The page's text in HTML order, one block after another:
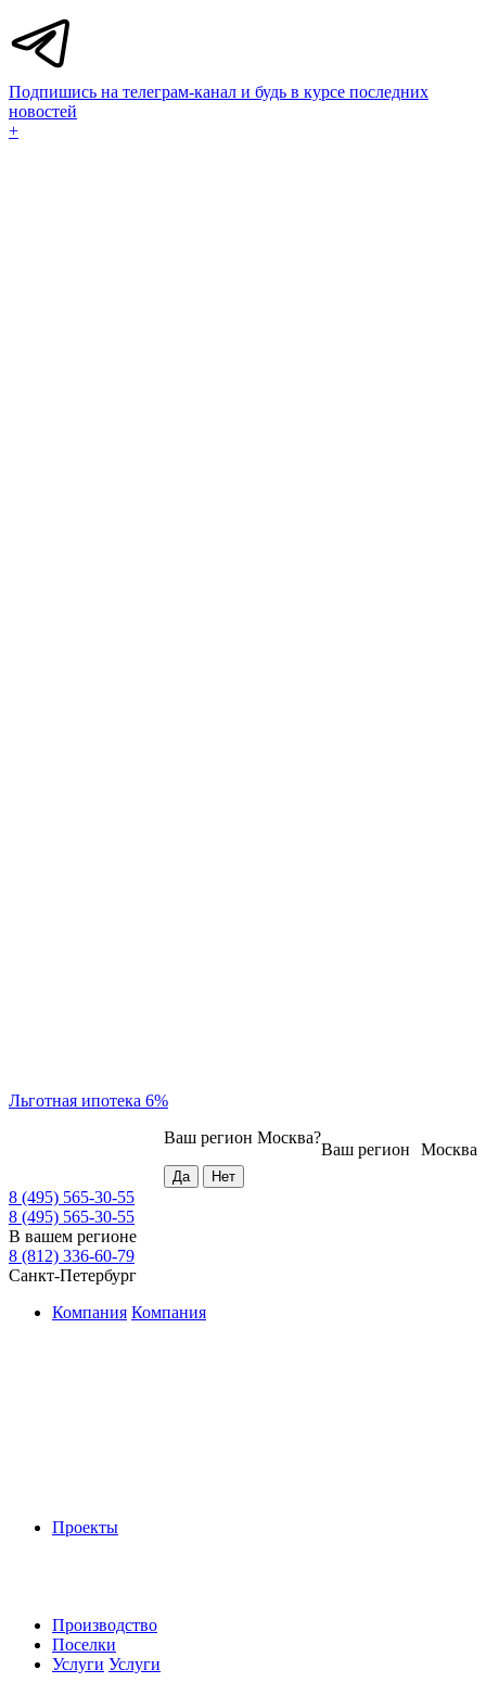
Подпишись на телеграм-канал и будь в курсе последних
новостей
+
Льготная ипотека 6%
Москва
Ваш регион
Ваш регион Москва?
8 (495) 565-30-55
8 (495) 565-30-55
В вашем регионе
8 (812) 336-60-79
Санкт-Петербург
Компания Компания
Проекты
Производство
Поселки
Услуги Услуги